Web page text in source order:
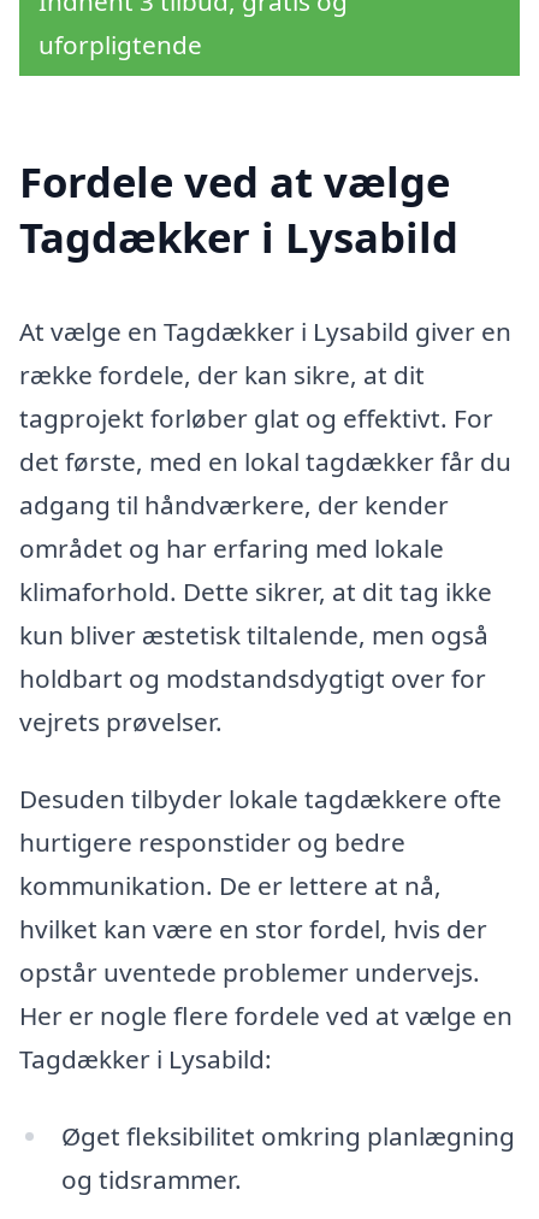
uforpligtende
Fordele ved at vælge
Tagdækker i Lysabild
At vælge en Tagdækker i Lysabild giver en
række fordele, der kan sikre, at dit
tagprojekt forløber glat og effektivt. For
det første, med en lokal tagdækker får du
adgang til håndværkere, der kender
området og har erfaring med lokale
klimaforhold. Dette sikrer, at dit tag ikke
kun bliver æstetisk tiltalende, men også
holdbart og modstandsdygtigt over for
vejrets prøvelser.
Desuden tilbyder lokale tagdækkere ofte
hurtigere responstider og bedre
kommunikation. De er lettere at nå,
hvilket kan være en stor fordel, hvis der
opstår uventede problemer undervejs.
Her er nogle flere fordele ved at vælge en
Tagdækker i Lysabild:
Øget fleksibilitet omkring planlægning
og tidsrammer.